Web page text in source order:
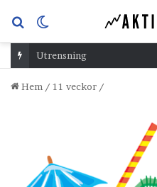
Sök
efterskin
Utrensning
Hem / 11 veckor /